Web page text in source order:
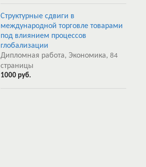
Структурные сдвиги в
международной торговле товарами
под влиянием процессов
глобализации
Дипломная работа, Экономика, 84
страницы
1000 руб.